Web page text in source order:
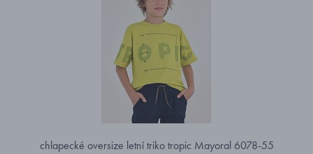
chlapecké oversize letní triko tropic Mayoral 6078-55